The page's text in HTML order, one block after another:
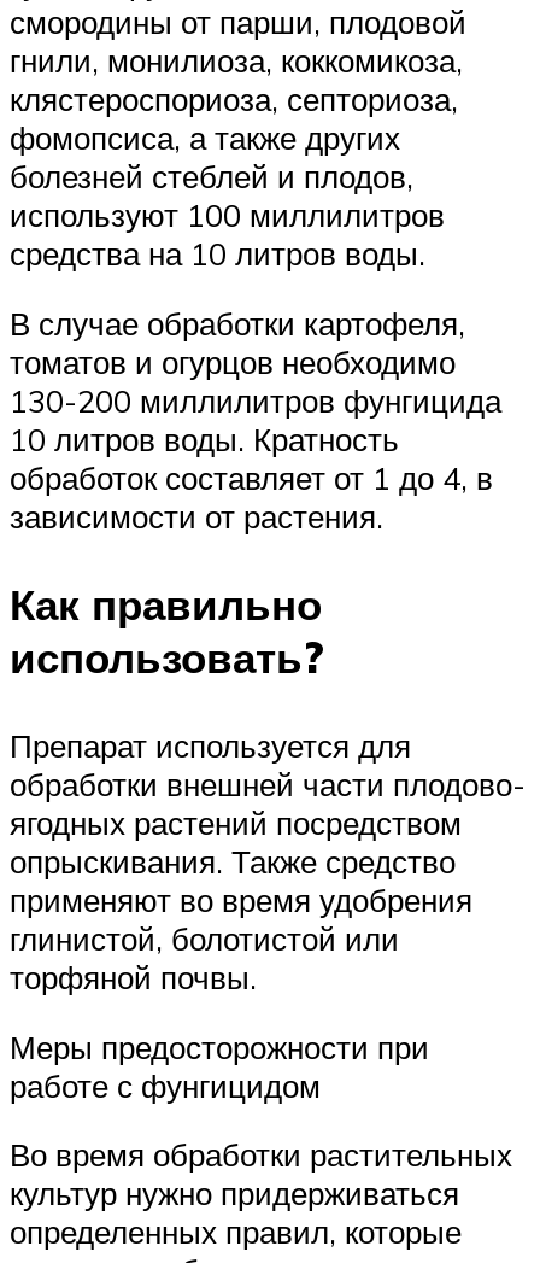
смородины от парши, плодовой
гнили, монилиоза, коккомикоза,
клястероспориоза, септориоза,
фомопсиса, а также других
болезней стеблей и плодов,
используют 100 миллилитров
средства на 10 литров воды.
В случае обработки картофеля,
томатов и огурцов необходимо
130-200 миллилитров фунгицида
10 литров воды. Кратность
обработок составляет от 1 до 4, в
зависимости от растения.
Как правильно
использовать?
Препарат используется для
обработки внешней части плодово-
ягодных растений посредством
опрыскивания. Также средство
применяют во время удобрения
глинистой, болотистой или
торфяной почвы.
Меры предосторожности при
работе с фунгицидом
Во время обработки растительных
культур нужно придерживаться
определенных правил, которые